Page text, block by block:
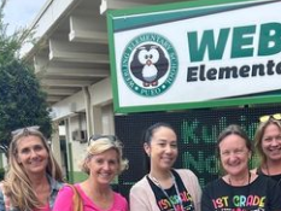
Lower Hunter